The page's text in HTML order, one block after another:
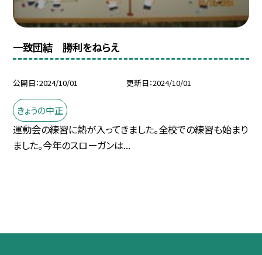
一致団結 勝利をねらえ
公開日 2024/10/01 更新日 2024/10/01
きょうの中正
運動会の練習に熱が入ってきました。全校での練習も始まり
ました。今年のスローガンは...